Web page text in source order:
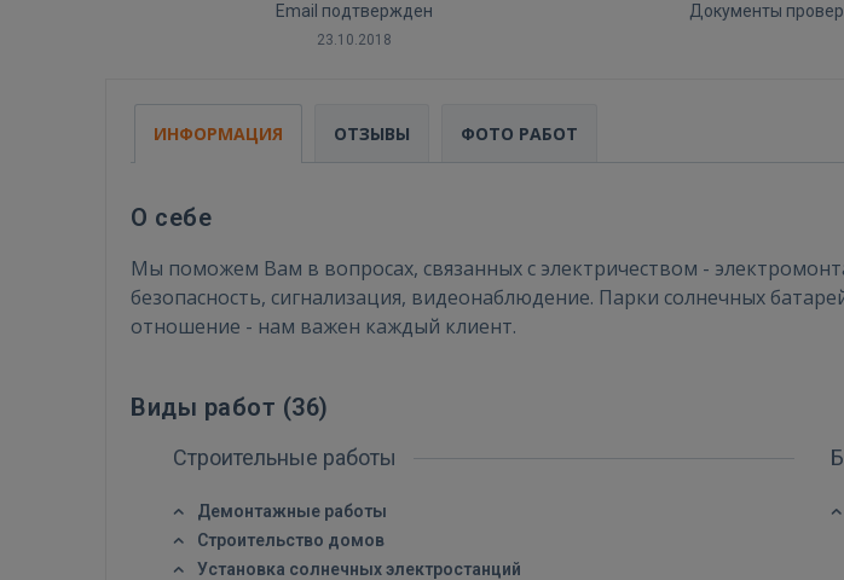
Email подтвержден
23.10.2018
Документы
ИНФОРМАЦИЯ ОТЗЫВЫ ФОТО РАБОТ
О себе
Мы поможем Вам в вопросах, связанных с электричеством -
безопасность, сигнализация, видеонаблюдение. Парки солнечных
отношение - нам важен каждый клиент.
Виды работ (36)
Строительные работы
Демонтажные работы
Строительство домов
Установка солнечных электростанций